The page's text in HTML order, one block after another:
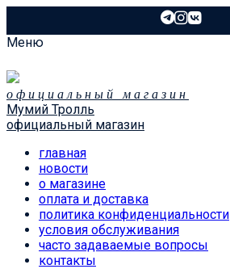
Меню
официальный магазин
Мумий Тролль
официальный магазин
главная
новости
о магазине
оплата и доставка
политика конфиденциальности
условия обслуживания
часто задаваемые вопросы
контакты